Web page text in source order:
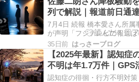
自分に疲れていませんか 夕食
付けの分担、休日の過ごし方
っとした言葉づかい――一緒
していると、些細なことで
ーにイライラして…
列で解説｜報道前日通
由と双方の主張
7月4日 続報 橋本愛さん所属
が声明「フジテレビの報道
の認識」 ここまでの内容に加
新しい動きがありましたの
伝えします。 橋本愛さんが所
芸能事務所「ＥＤＥＮ」が7
公式サイトに声明を掲載し
35日前 はっさーブログ
【2025年最新】認知症
不明は年1.7万件｜GPS
当日発見、家族が今日
認知症の徘徊・行方不明対策